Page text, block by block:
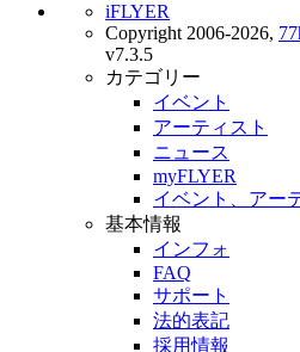
iFLYER
Copyright 2006-2026,
v7.3.5
カテゴリー
イベント
アーティスト
ニュース
myFLYER
イベント、アー
基本情報
インフォ
FAQ
サポート
法的表記
採用情報